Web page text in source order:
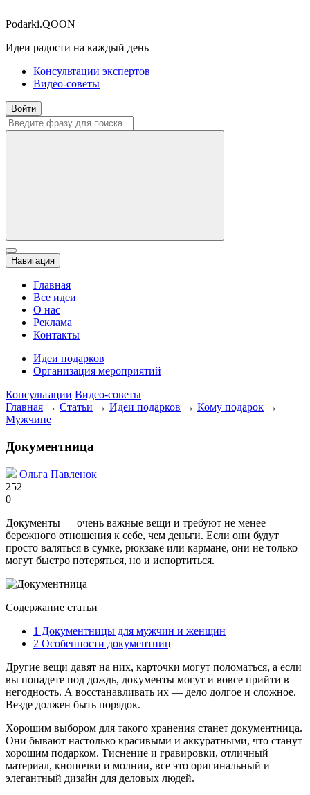
Podarki.QOON
Идеи радости на каждый день
Консультации экспертов
Видео-советы
Войти
Навигация
Главная
Все идеи
О нас
Реклама
Контакты
Идеи подарков
Организация мероприятий
Консультации Видео-советы
Главная → Статьи → Идеи подарков → Кому подарок →
Мужчине
Документница
Ольга Павленок
252
0
Документы — очень важные вещи и требуют не менее
бережного отношения к себе, чем деньги. Если они будут
просто валяться в сумке, рюкзаке или кармане, они не только
могут быстро потеряться, но и испортиться.
Содержание статьи
1 Документницы для мужчин и женщин
2 Особенности документниц
Другие вещи давят на них, карточки могут поломаться, а если
вы попадете под дождь, документы могут и вовсе прийти в
негодность. А восстанавливать их — дело долгое и сложное.
Везде должен быть порядок.
Хорошим выбором для такого хранения станет документница.
Они бывают настолько красивыми и аккуратными, что станут
хорошим подарком. Тиснение и гравировки, отличный
материал, кнопочки и молнии, все это оригинальный и
элегантный дизайн для деловых людей.